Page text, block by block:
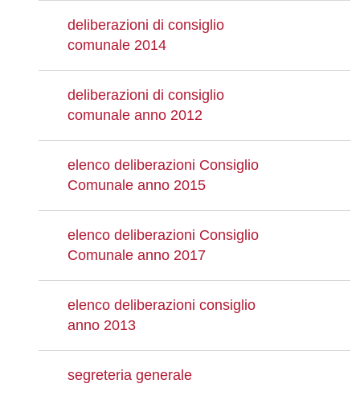
deliberazioni di consiglio
comunale 2014
deliberazioni di consiglio
comunale anno 2012
elenco deliberazioni Consiglio
Comunale anno 2015
elenco deliberazioni Consiglio
Comunale anno 2017
elenco deliberazioni consiglio
anno 2013
segreteria generale